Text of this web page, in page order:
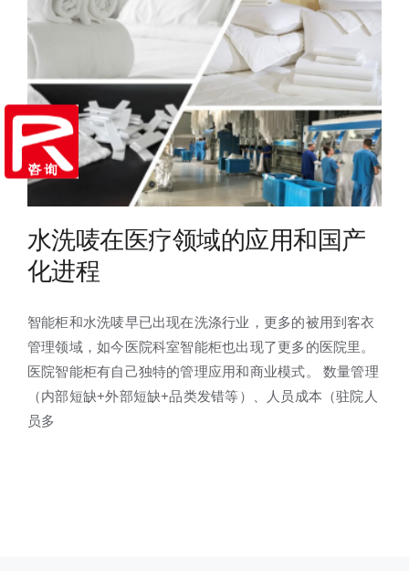
水洗唛在医疗领域的应用和国产
化进程
智能柜和水洗唛早已出现在洗涤行业，更多的被用到客衣
管理领域，如今医院科室智能柜也出现了更多的医院里。
医院智能柜有自己独特的管理应用和商业模式。 数量管理
（内部短缺+外部短缺+品类发错等）、人员成本（驻院人
员多